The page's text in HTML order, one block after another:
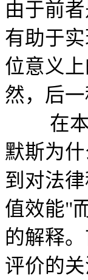
由于前
有助于
位意义
然，后
在本世
默斯为
到对法
值效能"
的解释
评价的